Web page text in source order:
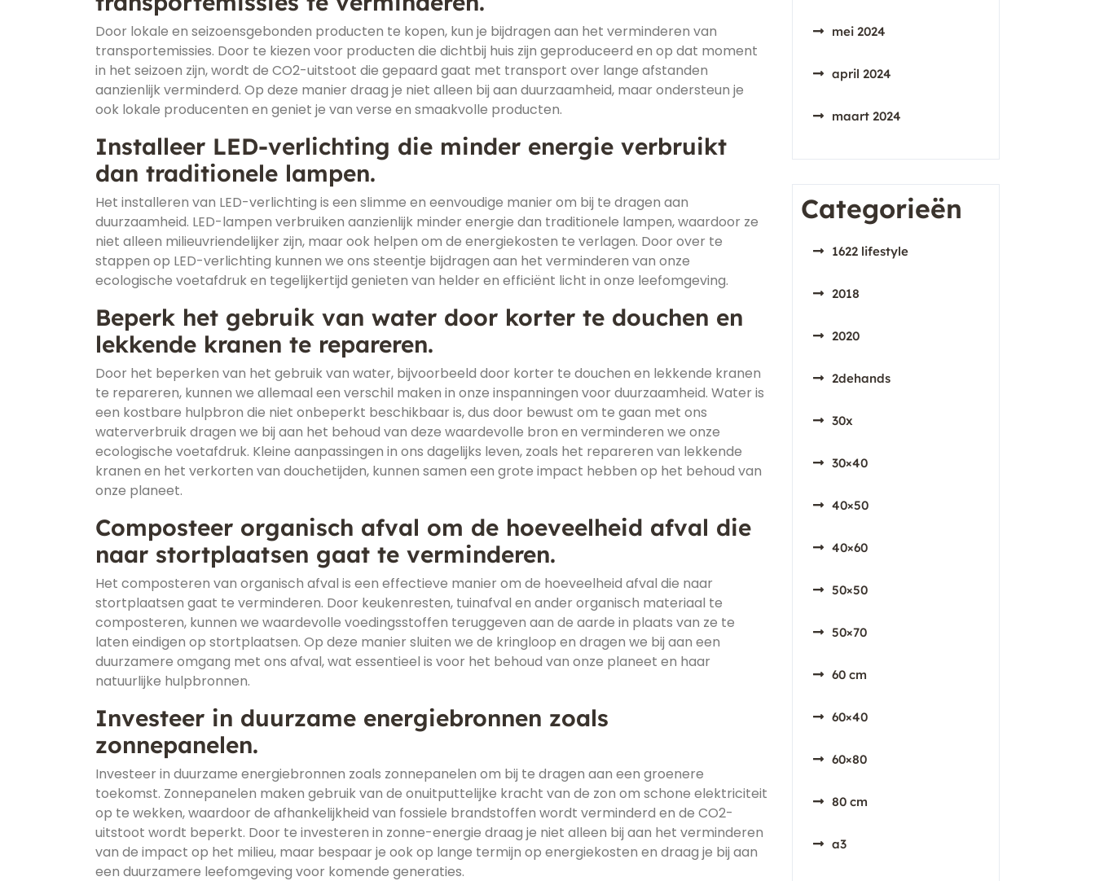
Door lokale en seizoensgebonden producten te kopen, kun je bijdragen aan het verminderen van
transportemissies. Door te kiezen voor producten die dichtbij huis zijn geproduceerd en op dat moment
in het seizoen zijn, wordt de CO2-uitstoot die gepaard gaat met transport over lange afstanden
aanzienlijk verminderd. Op deze manier draag je niet alleen bij aan duurzaamheid, maar ondersteun je
ook lokale producenten en geniet je van verse en smaakvolle producten.
Installeer LED-verlichting die minder energie verbruikt
dan traditionele lampen.
Het installeren van LED-verlichting is een slimme en eenvoudige manier om bij te dragen aan
duurzaamheid. LED-lampen verbruiken aanzienlijk minder energie dan traditionele lampen, waardoor ze
niet alleen milieuvriendelijker zijn, maar ook helpen om de energiekosten te verlagen. Door over te
stappen op LED-verlichting kunnen we ons steentje bijdragen aan het verminderen van onze
ecologische voetafdruk en tegelijkertijd genieten van helder en efficiënt licht in onze leefomgeving.
Beperk het gebruik van water door korter te douchen en
lekkende kranen te repareren.
Door het beperken van het gebruik van water, bijvoorbeeld door korter te douchen en lekkende kranen
te repareren, kunnen we allemaal een verschil maken in onze inspanningen voor duurzaamheid. Water is
een kostbare hulpbron die niet onbeperkt beschikbaar is, dus door bewust om te gaan met ons
waterverbruik dragen we bij aan het behoud van deze waardevolle bron en verminderen we onze
ecologische voetafdruk. Kleine aanpassingen in ons dagelijks leven, zoals het repareren van lekkende
kranen en het verkorten van douchetijden, kunnen samen een grote impact hebben op het behoud van
onze planeet.
Composteer organisch afval om de hoeveelheid afval die
naar stortplaatsen gaat te verminderen.
Het composteren van organisch afval is een effectieve manier om de hoeveelheid afval die naar
stortplaatsen gaat te verminderen. Door keukenresten, tuinafval en ander organisch materiaal te
composteren, kunnen we waardevolle voedingsstoffen teruggeven aan de aarde in plaats van ze te
laten eindigen op stortplaatsen. Op deze manier sluiten we de kringloop en dragen we bij aan een
duurzamere omgang met ons afval, wat essentieel is voor het behoud van onze planeet en haar
natuurlijke hulpbronnen.
Investeer in duurzame energiebronnen zoals
zonnepanelen.
Investeer in duurzame energiebronnen zoals zonnepanelen om bij te dragen aan een groenere
toekomst. Zonnepanelen maken gebruik van de onuitputtelijke kracht van de zon om schone elektriciteit
op te wekken, waardoor de afhankelijkheid van fossiele brandstoffen wordt verminderd en de CO2-
uitstoot wordt beperkt. Door te investeren in zonne-energie draag je niet alleen bij aan het verminderen
van de impact op het milieu, maar bespaar je ook op lange termijn op energiekosten en draag je bij aan
een duurzamere leefomgeving voor komende generaties.
mei 2024
april 2024
maart 2024
Categorieën
1622 lifestyle
2018
2020
2dehands
30x
30×40
40×50
40×60
50×50
50×70
60 cm
60×40
60×80
80 cm
a3